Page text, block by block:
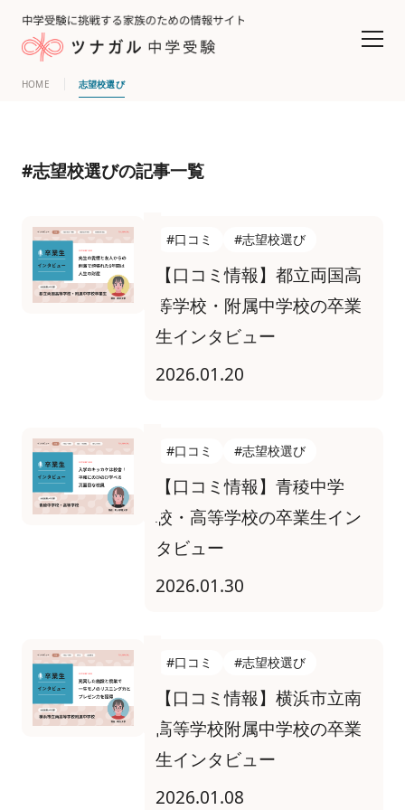
HOME 志望校選び
#志望校選びの記事一覧
#口コミ #志望校選び
【口コミ情報】都立両国高
等学校・附属中学校の卒業
生インタビュー
2026.01.20
#口コミ #志望校選び
【口コミ情報】青稜中学
校・高等学校の卒業生イン
タビュー
2026.01.30
#口コミ #志望校選び
【口コミ情報】横浜市立南
高等学校附属中学校の卒業
生インタビュー
2026.01.08